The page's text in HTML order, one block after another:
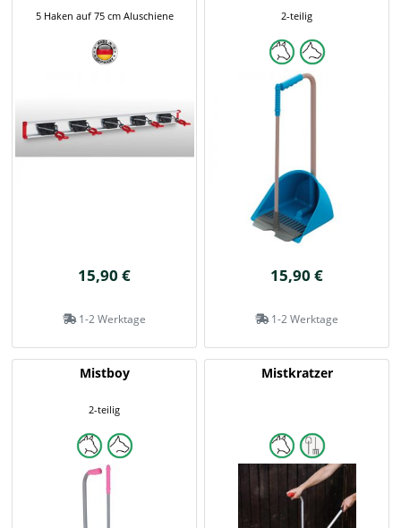
5 Haken auf 75 cm Aluschiene
15,90 €
1-2 Werktage
2-teilig
15,90 €
1-2 Werktage
Mistboy
2-teilig
Mistkratzer